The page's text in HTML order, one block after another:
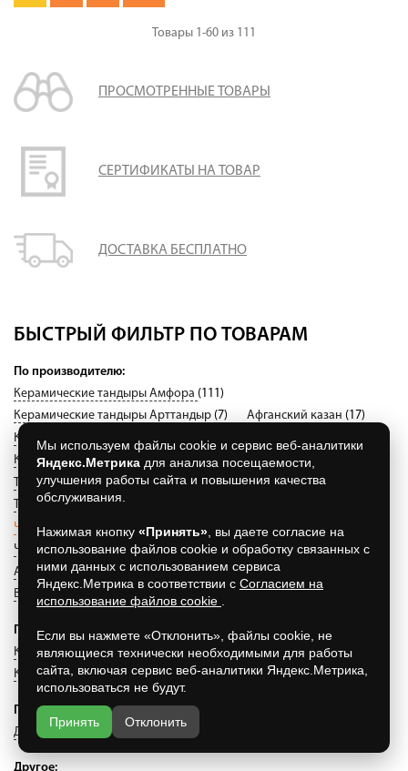
Товары 1-60 из 111
ПРОСМОТРЕННЫЕ ТОВАРЫ
СЕРТИФИКАТЫ НА ТОВАР
ДОСТАВКА БЕСПЛАТНО
БЫСТРЫЙ ФИЛЬТР ПО ТОВАРАМ
По производителю:
Керамические тандыры Амфора (111)
Керамические тандыры Арттандыр (7) Афганский казан (17)
Керамические тандыры Технокерамика
Керамические печи Барельеф(0) Узбекский казан
Тандыры(41) Аксессуары Амфора(55) Амфора(111)
ТехноКерамика(46)
Чехлы для тандыров Амфора(111)
Чехлы для тандыров Технокерамика (46)
Аксессуары ТехноКерамика(31) Аксессуары Барельеф
Везувий
По виду продукции:
Казаны(50) Мангалы(52) Скороварки(14)
Керамические грили(47)
По типу тандыров:
Дровяные тандыры
Электрические тандыры
Другое:
Мы используем файлы cookie и сервис веб-аналитики
Яндекс.Метрика для анализа посещаемости,
улучшения работы сайта и повышения качества
обслуживания.
Нажимая кнопку «Принять» , вы даете согласие на
использование файлов cookie и обработку связанных с
ними данных с использованием сервиса
Яндекс.Метрика в соответствии с Согласием на
использование файлов cookie
Если вы нажмете «Отклонить», файлы cookie, не
являющиеся технически необходимыми для работы
сайта, включая сервис веб-аналитики Яндекс.Метрика,
использоваться не будут.
Принять Отклонить